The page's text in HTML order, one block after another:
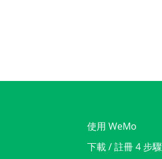
使用 WeMo
下載 / 註冊 4 步驟